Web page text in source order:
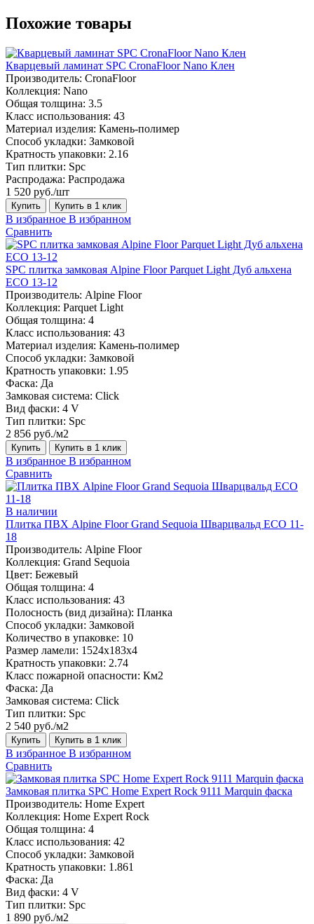
Похожие товары
Кварцевый ламинат SPC CronaFloor Nano Клен
Производитель: CronaFloor
Коллекция: Nano
Общая толщина: 3.5
Класс использования: 43
Материал изделия: Камень-полимер
Способ укладки: Замковой
Кратность упаковки: 2.16
Тип плитки: Spc
Распродажа: Распродажа
1 520 руб./шт
Купить Купить в 1 клик
В избранное В избранном
Сравнить
SPC плитка замковая Alpine Floor Parquet Light Дуб альхена
ЕСО 13-12
Производитель: Alpine Floor
Коллекция: Parquet Light
Общая толщина: 4
Класс использования: 43
Материал изделия: Камень-полимер
Способ укладки: Замковой
Кратность упаковки: 1.95
Фаска: Да
Замковая система: Click
Вид фаски: 4 V
Тип плитки: Spc
2 856 руб./м2
Купить Купить в 1 клик
В избранное В избранном
Сравнить
В наличии
Плитка ПВХ Alpine Floor Grand Sequoia Шварцвальд ECO 11-
18
Производитель: Alpine Floor
Коллекция: Grand Sequoia
Цвет: Бежевый
Общая толщина: 4
Класс использования: 43
Полосность (вид дизайна): Планка
Способ укладки: Замковой
Количество в упаковке: 10
Размер ламели: 1524х183х4
Кратность упаковки: 2.74
Класс пожарной опасности: Км2
Фаска: Да
Замковая система: Click
Тип плитки: Spc
2 540 руб./м2
Купить Купить в 1 клик
В избранное В избранном
Сравнить
Замковая плитка SPC Home Expert Rock 9111 Marquin фаска
Производитель: Home Expert
Коллекция: Home Expert Rock
Общая толщина: 4
Класс использования: 42
Способ укладки: Замковой
Кратность упаковки: 1.861
Фаска: Да
Вид фаски: 4 V
Тип плитки: Spc
1 890 руб./м2